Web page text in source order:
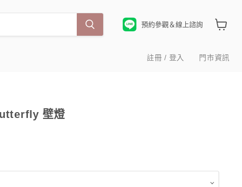
預約參觀＆線上諮詢
物
註冊 / 登入 門市資訊
壁燈